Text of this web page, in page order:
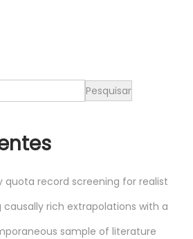
Pesquisar
quota record screening for realist
causally rich extrapolations with a
sample of literature